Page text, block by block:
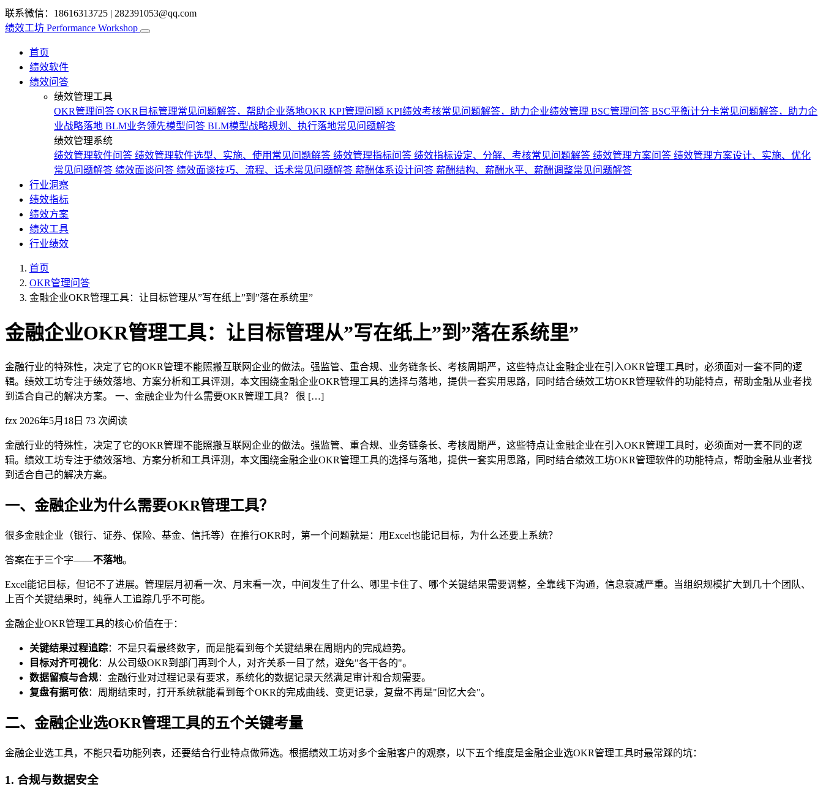
联系微信：18616313725 | 282391053@qq.com
绩效工坊 Performance Workshop
首页
绩效软件
绩效问答
绩效管理工具
OKR管理问答 OKR目标管理常见问题解答，帮助企业落地OKR KPI管理问题 KPI绩效考核常见问题解答，助力企业绩效管理 BSC管理问答 BSC平衡计分卡常见问题解答，助力企
业战略落地 BLM业务领先模型问答 BLM模型战略规划、执行落地常见问题解答
绩效管理系统
绩效管理软件问答 绩效管理软件选型、实施、使用常见问题解答 绩效管理指标问答 绩效指标设定、分解、考核常见问题解答 绩效管理方案问答 绩效管理方案设计、实施、优化
常见问题解答 绩效面谈问答 绩效面谈技巧、流程、话术常见问题解答 薪酬体系设计问答 薪酬结构、薪酬水平、薪酬调整常见问题解答
行业洞察
绩效指标
绩效方案
绩效工具
行业绩效
首页
OKR管理问答
金融企业OKR管理工具：让目标管理从”写在纸上”到”落在系统里”
金融企业OKR管理工具：让目标管理从”写在纸上”到”落在系统里”
金融行业的特殊性，决定了它的OKR管理不能照搬互联网企业的做法。强监管、重合规、业务链条长、考核周期严，这些特点让金融企业在引入OKR管理工具时，必须面对一套不同的逻
辑。绩效工坊专注于绩效落地、方案分析和工具评测，本文围绕金融企业OKR管理工具的选择与落地，提供一套实用思路，同时结合绩效工坊OKR管理软件的功能特点，帮助金融从业者找
到适合自己的解决方案。 一、金融企业为什么需要OKR管理工具？ 很 […]
fzx 2026年5月18日 73 次阅读
金融行业的特殊性，决定了它的OKR管理不能照搬互联网企业的做法。强监管、重合规、业务链条长、考核周期严，这些特点让金融企业在引入OKR管理工具时，必须面对一套不同的逻
辑。绩效工坊专注于绩效落地、方案分析和工具评测，本文围绕金融企业OKR管理工具的选择与落地，提供一套实用思路，同时结合绩效工坊OKR管理软件的功能特点，帮助金融从业者找
到适合自己的解决方案。
一、金融企业为什么需要OKR管理工具？
很多金融企业（银行、证券、保险、基金、信托等）在推行OKR时，第一个问题就是：用Excel也能记目标，为什么还要上系统？
答案在于三个字——不落地。
Excel能记目标，但记不了进展。管理层月初看一次、月末看一次，中间发生了什么、哪里卡住了、哪个关键结果需要调整，全靠线下沟通，信息衰减严重。当组织规模扩大到几十个团队、
上百个关键结果时，纯靠人工追踪几乎不可能。
金融企业OKR管理工具的核心价值在于：
关键结果过程追踪：不是只看最终数字，而是能看到每个关键结果在周期内的完成趋势。
目标对齐可视化：从公司级OKR到部门再到个人，对齐关系一目了然，避免"各干各的"。
数据留痕与合规：金融行业对过程记录有要求，系统化的数据记录天然满足审计和合规需要。
复盘有据可依：周期结束时，打开系统就能看到每个OKR的完成曲线、变更记录，复盘不再是"回忆大会"。
二、金融企业选OKR管理工具的五个关键考量
金融企业选工具，不能只看功能列表，还要结合行业特点做筛选。根据绩效工坊对多个金融客户的观察，以下五个维度是金融企业选OKR管理工具时最常踩的坑：
1. 合规与数据安全